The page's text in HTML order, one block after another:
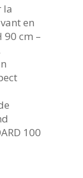
la
en
90 cm –
100